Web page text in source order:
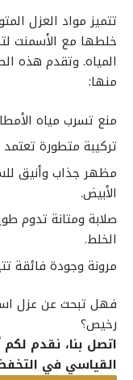
تتميز مواد العزل
خلطها مع الأسمنت
المياه. وتقدم هذه
منها:
منع تسرب مياه
تركيبة متطورة
مظهر جذاب وأنيق
الأبيض.
صلابة ومتانة تدوم
الخلط.
مرونة وجودة فائقة
فهل تبحث عن عزل
رخيص؟
اتصل بنا، نقدم لكم
القياسي في